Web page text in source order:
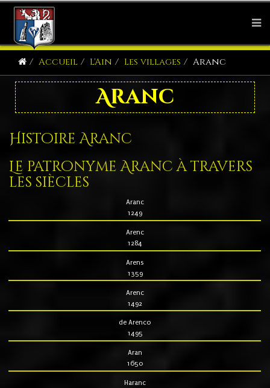
Accueil L'Ain Les villages Aranc
Aranc
Histoire Aranc
Le patronyme Aranc à travers
les siècles
Aranc
1249
Arenc
1284
Arens
1359
Arenc
1492
de Arenco
1495
Aran
1650
Haranc